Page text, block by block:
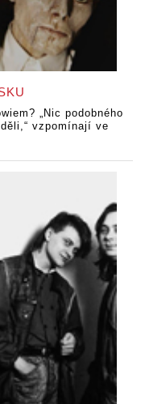
„Nic podobného
vzpomínají ve